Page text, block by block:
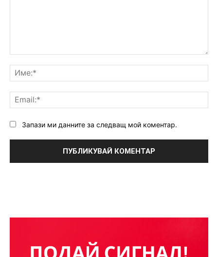
Запази ми данните за следващ мой коментар.